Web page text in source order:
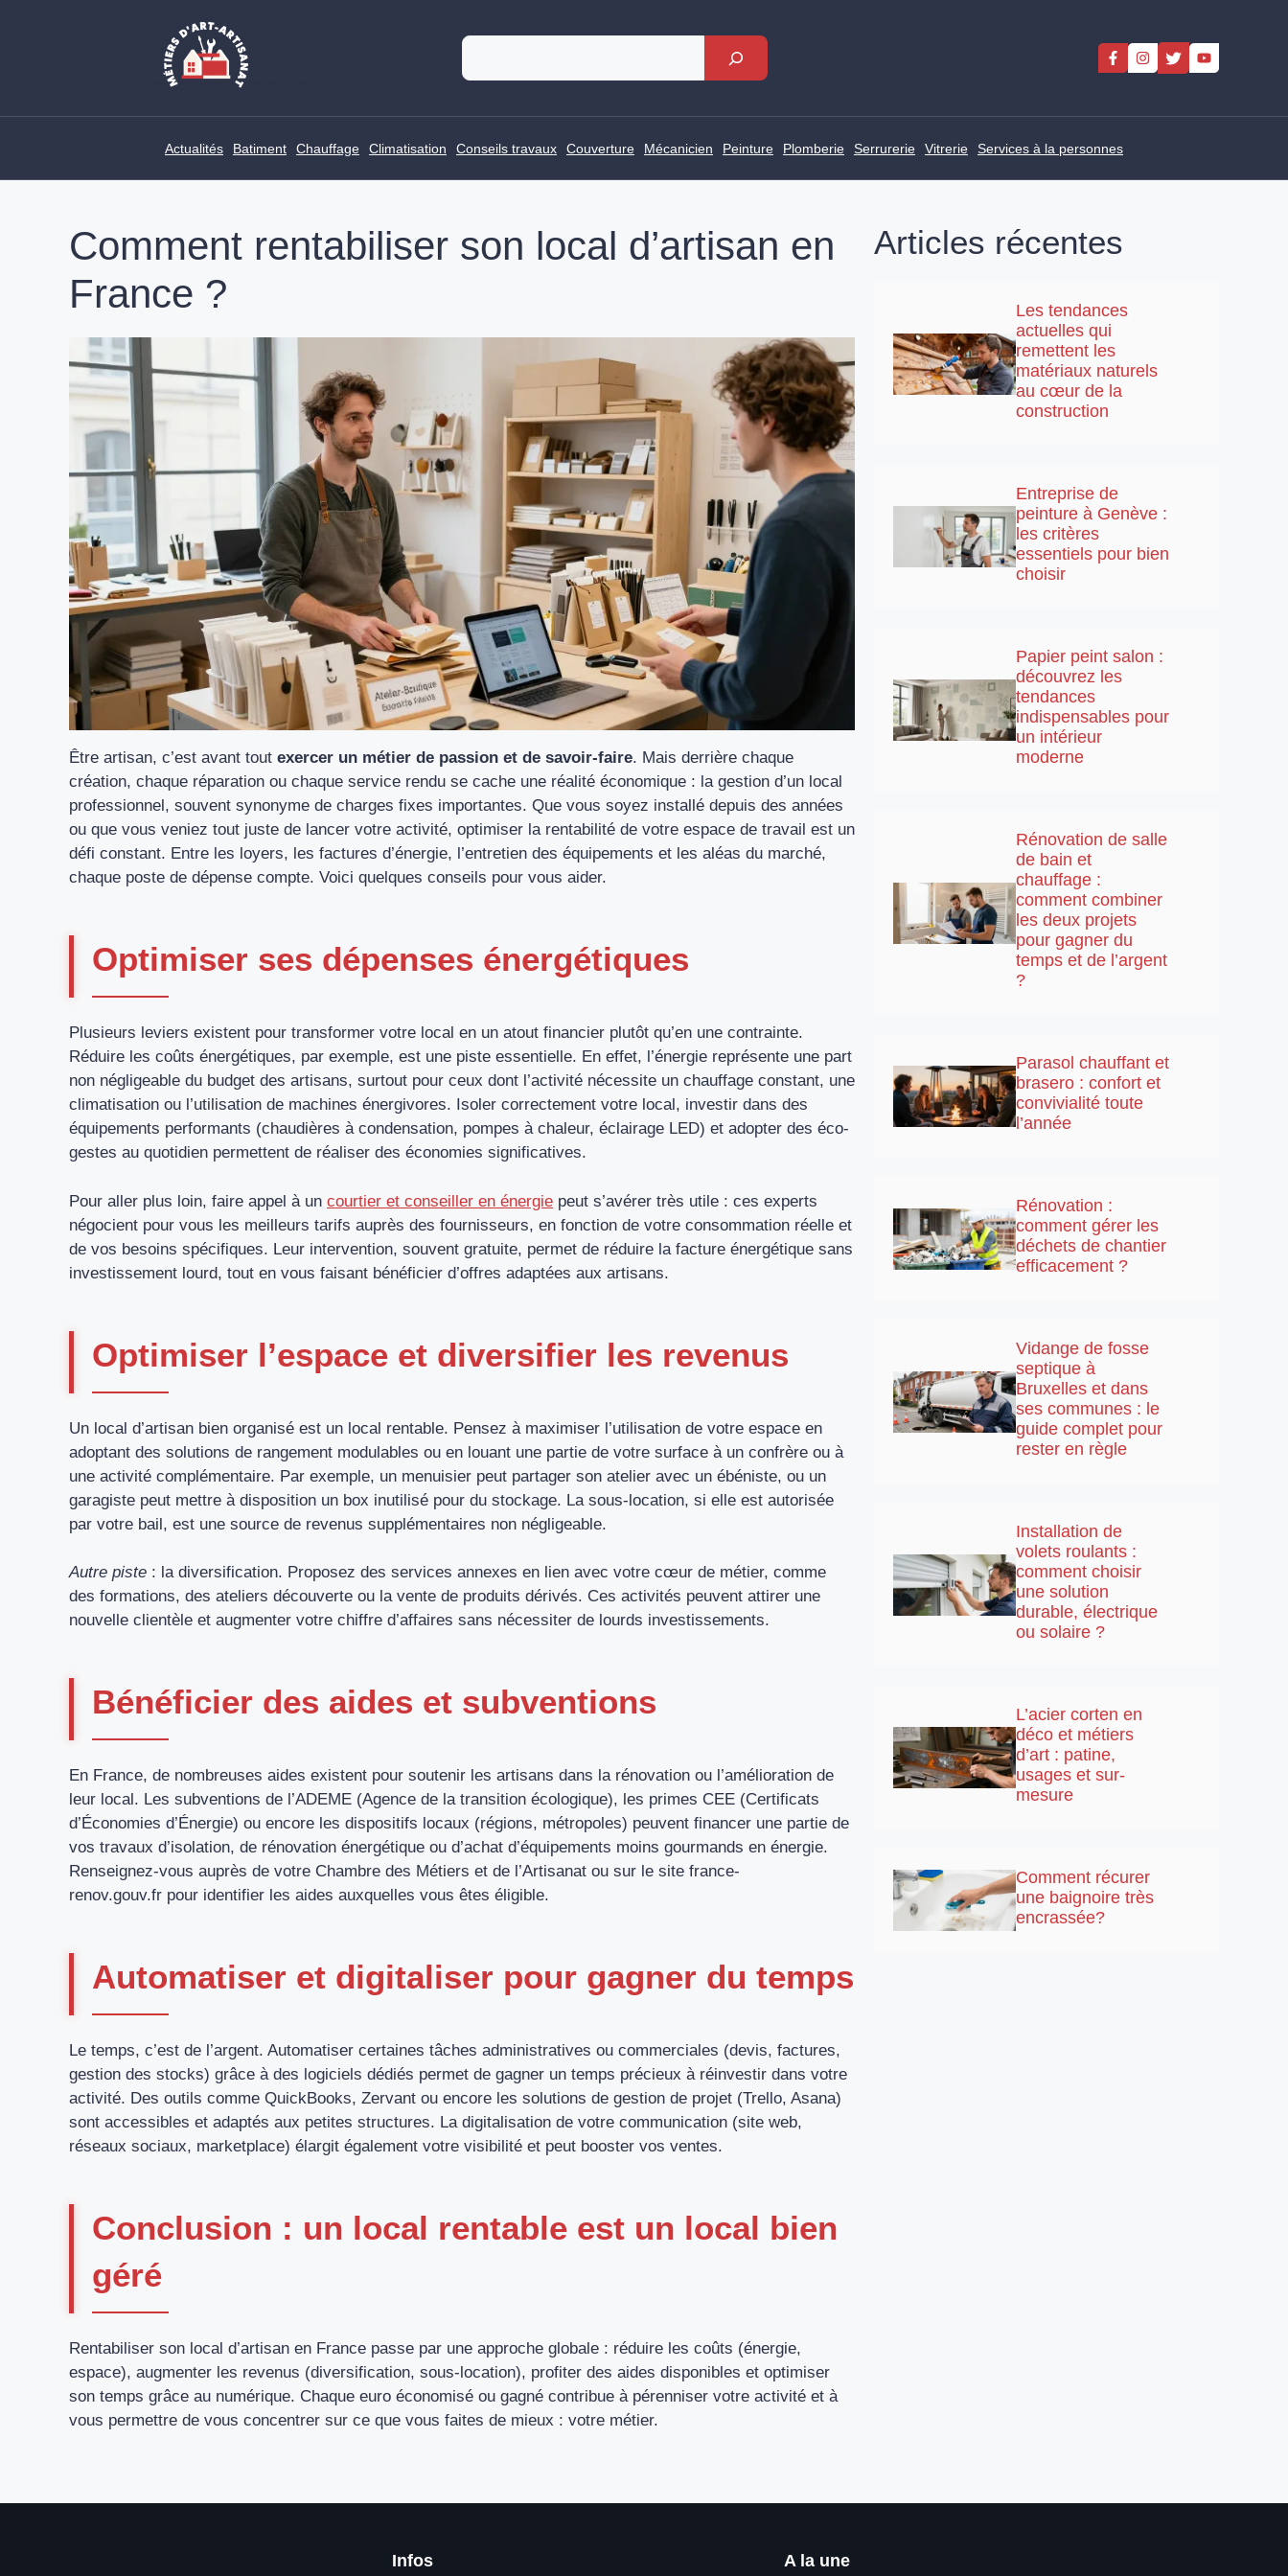
Rechercher
Actualités Batiment Chauffage Climatisation Conseils travaux Couverture Mécanicien Peinture Plomberie Serrurerie Vitrerie Services à la personnes
Comment rentabiliser son local d’artisan en
France ?
Être artisan, c’est avant tout exercer un métier de passion et de savoir-faire. Mais derrière chaque
création, chaque réparation ou chaque service rendu se cache une réalité économique : la gestion d’un local
professionnel, souvent synonyme de charges fixes importantes. Que vous soyez installé depuis des années
ou que vous veniez tout juste de lancer votre activité, optimiser la rentabilité de votre espace de travail est un
défi constant. Entre les loyers, les factures d’énergie, l’entretien des équipements et les aléas du marché,
chaque poste de dépense compte. Voici quelques conseils pour vous aider.
Optimiser ses dépenses énergétiques
Plusieurs leviers existent pour transformer votre local en un atout financier plutôt qu’en une contrainte.
Réduire les coûts énergétiques, par exemple, est une piste essentielle. En effet, l’énergie représente une part
non négligeable du budget des artisans, surtout pour ceux dont l’activité nécessite un chauffage constant, une
climatisation ou l’utilisation de machines énergivores. Isoler correctement votre local, investir dans des
équipements performants (chaudières à condensation, pompes à chaleur, éclairage LED) et adopter des éco-
gestes au quotidien permettent de réaliser des économies significatives.
Pour aller plus loin, faire appel à un courtier et conseiller en énergie peut s’avérer très utile : ces experts
négocient pour vous les meilleurs tarifs auprès des fournisseurs, en fonction de votre consommation réelle et
de vos besoins spécifiques. Leur intervention, souvent gratuite, permet de réduire la facture énergétique sans
investissement lourd, tout en vous faisant bénéficier d’offres adaptées aux artisans.
Optimiser l’espace et diversifier les revenus
Un local d’artisan bien organisé est un local rentable. Pensez à maximiser l’utilisation de votre espace en
adoptant des solutions de rangement modulables ou en louant une partie de votre surface à un confrère ou à
une activité complémentaire. Par exemple, un menuisier peut partager son atelier avec un ébéniste, ou un
garagiste peut mettre à disposition un box inutilisé pour du stockage. La sous-location, si elle est autorisée
par votre bail, est une source de revenus supplémentaires non négligeable.
Autre piste : la diversification. Proposez des services annexes en lien avec votre cœur de métier, comme
des formations, des ateliers découverte ou la vente de produits dérivés. Ces activités peuvent attirer une
nouvelle clientèle et augmenter votre chiffre d’affaires sans nécessiter de lourds investissements.
Bénéficier des aides et subventions
En France, de nombreuses aides existent pour soutenir les artisans dans la rénovation ou l’amélioration de
leur local. Les subventions de l’ADEME (Agence de la transition écologique), les primes CEE (Certificats
d’Économies d’Énergie) ou encore les dispositifs locaux (régions, métropoles) peuvent financer une partie de
vos travaux d’isolation, de rénovation énergétique ou d’achat d’équipements moins gourmands en énergie.
Renseignez-vous auprès de votre Chambre des Métiers et de l’Artisanat ou sur le site france-
renov.gouv.fr pour identifier les aides auxquelles vous êtes éligible.
Automatiser et digitaliser pour gagner du temps
Le temps, c’est de l’argent. Automatiser certaines tâches administratives ou commerciales (devis, factures,
gestion des stocks) grâce à des logiciels dédiés permet de gagner un temps précieux à réinvestir dans votre
activité. Des outils comme QuickBooks, Zervant ou encore les solutions de gestion de projet (Trello, Asana)
sont accessibles et adaptés aux petites structures. La digitalisation de votre communication (site web,
réseaux sociaux, marketplace) élargit également votre visibilité et peut booster vos ventes.
Conclusion : un local rentable est un local bien
géré
Rentabiliser son local d’artisan en France passe par une approche globale : réduire les coûts (énergie,
espace), augmenter les revenus (diversification, sous-location), profiter des aides disponibles et optimiser
son temps grâce au numérique. Chaque euro économisé ou gagné contribue à pérenniser votre activité et à
vous permettre de vous concentrer sur ce que vous faites de mieux : votre métier.
Articles récentes
Les tendances
actuelles qui
remettent les
matériaux naturels
au cœur de la
construction
Entreprise de
peinture à Genève :
les critères
essentiels pour bien
choisir
Papier peint salon :
découvrez les
tendances
indispensables pour
un intérieur
moderne
Rénovation de salle
de bain et
chauffage :
comment combiner
les deux projets
pour gagner du
temps et de l’argent
?
Parasol chauffant et
brasero : confort et
convivialité toute
l’année
Rénovation :
comment gérer les
déchets de chantier
efficacement ?
Vidange de fosse
septique à
Bruxelles et dans
ses communes : le
guide complet pour
rester en règle
Installation de
volets roulants :
comment choisir
une solution
durable, électrique
ou solaire ?
L’acier corten en
déco et métiers
d’art : patine,
usages et sur-
mesure
Comment récurer
une baignoire très
encrassée?
Infos A la une